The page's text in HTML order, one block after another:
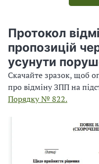
Протокол
пропозицій
усунути
Скачайте зразок, щоб
про відміну ЗПП на
Порядку № 822.